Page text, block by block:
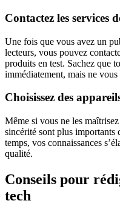
Contactez les services
Une fois que vous avez un
lecteurs, vous pouvez
produits en test. Sachez que
immédiatement, mais ne vous
Choisissez des
Même si vous ne les
sincérité sont plus importants
temps, vos connaissances
qualité.
Conseils pour
tech